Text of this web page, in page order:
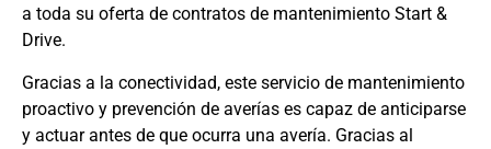
a toda su oferta de contratos de mantenimiento Start &
Drive.
Gracias a la conectividad, este servicio de mantenimiento
proactivo y prevención de averías es capaz de anticiparse
y actuar antes de que ocurra una avería. Gracias al